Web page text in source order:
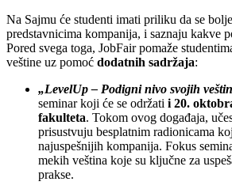
Na Sajmu će studenti imati priliku da se
predstavnicima kompanija, i saznaju kakve
Pored svega toga, JobFair pomaže
veštine uz pomoć dodatnih sadržaja:
„LevelUp – Podigni nivo svojih
seminar koji će se održati i 20.
fakulteta. Tokom ovog događaja,
prisustvuju besplatnim radionicama
najuspešnijih kompanija. Fokus
mekih veština koje su ključne za
prakse.